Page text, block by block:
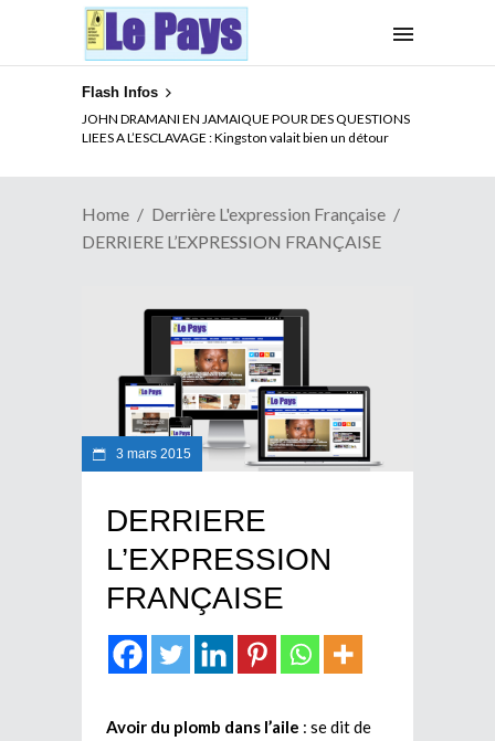
Flash Infos
JOHN DRAMANI EN JAMAIQUE POUR DES QUESTIONS
LIEES A L’ESCLAVAGE : Kingston valait bien un détour
Home
Derrière L'expression Française
DERRIERE L’EXPRESSION FRANÇAISE
3 mars 2015
DERRIERE
L’EXPRESSION
FRANÇAISE
Avoir du plomb dans l’aile : se dit de